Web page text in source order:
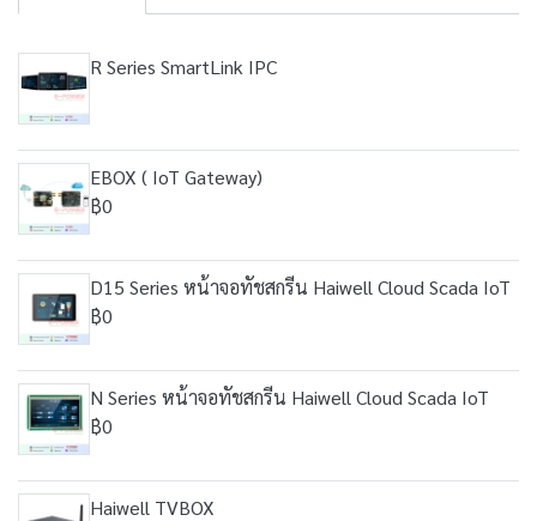
R Series SmartLink IPC
EBOX ( IoT Gateway)
฿0
D15 Series หน้าจอทัชสกรีน Haiwell Cloud Scada IoT
฿0
N Series หน้าจอทัชสกรีน Haiwell Cloud Scada IoT
฿0
Haiwell TVBOX